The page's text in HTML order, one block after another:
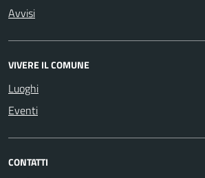
Avvisi
VIVERE IL COMUNE
Luoghi
Eventi
CONTATTI